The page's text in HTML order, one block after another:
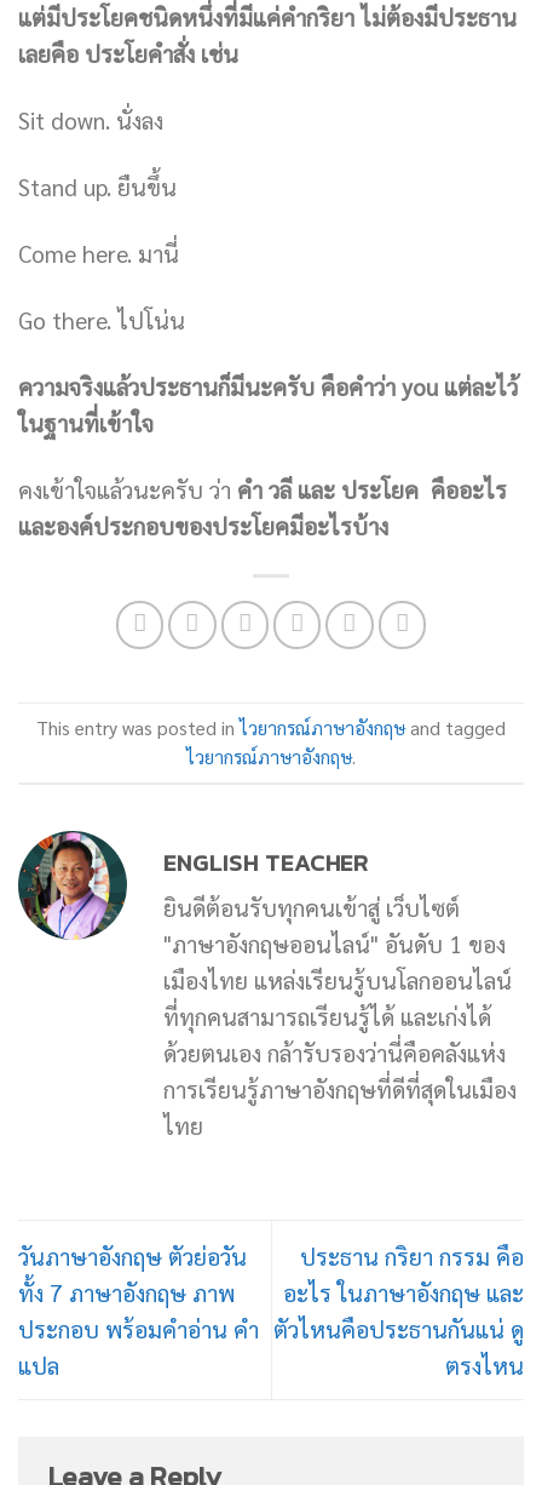
แต่มีประโยคชนิดหนึ่งที่มีแค่คำกริยา ไม่ต้องมีประธาน
เลยคือ ประโยคำสั่ง เช่น
Sit down. นั่งลง
Stand up. ยืนขึ้น
Come here. มานี่
Go there. ไปโน่น
ความจริงแล้วประธานก็มีนะครับ คือคำว่า you แต่ละไว้
ในฐานที่เข้าใจ
คงเข้าใจแล้วนะครับ ว่า คำ วลี และ ประโยค คืออะไร
และองค์ประกอบของประโยคมีอะไรบ้าง
This entry was posted inไวยากรณ์ภาษาอังกฤษand tagged
ไวยากรณ์ภาษาอังกฤษ.
ENGLISH TEACHER
ยินดีต้อนรับทุกคนเข้าสู่ เว็บไซต์
"ภาษาอังกฤษออนไลน์" อันดับ 1 ของ
เมืองไทย แหล่งเรียนรู้บนโลกออนไลน์
ที่ทุกคนสามารถเรียนรู้ได้ และเก่งได้
ด้วยตนเอง กล้ารับรองว่านี่คือคลังแห่ง
การเรียนรู้ภาษาอังกฤษที่ดีที่สุดในเมือง
ไทย
วันภาษาอังกฤษ ตัวย่อวัน
ทั้ง 7 ภาษาอังกฤษ ภาพ
ประกอบ พร้อมคำอ่าน คำ
แปล
ประธาน กริยา กรรม คือ
อะไร ในภาษาอังกฤษ และ
ตัวไหนคือประธานกันแน่ ดู
ตรงไหน